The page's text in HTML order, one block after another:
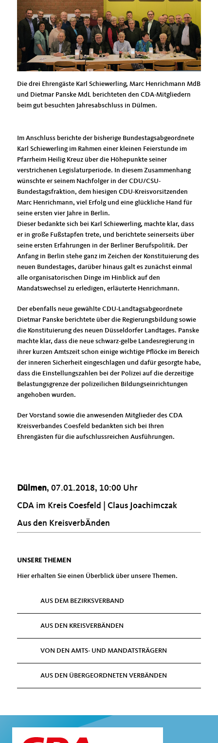
Die drei Ehrengäste Karl Schiewerling, Marc Henrichmann MdB
und Dietmar Panske MdL berichteten den CDA-Mitgliedern
beim gut besuchten Jahresabschluss in Dülmen.
Im Anschluss berichte der bisherige Bundestagsabgeordnete
Karl Schiewerling im Rahmen einer kleinen Feierstunde im
Pfarrheim Heilig Kreuz über die Höhepunkte seiner
verstrichenen Legislaturperiode. In diesem Zusammenhang
wünschte er seinem Nachfolger in der CDU/CSU-
Bundestagsfraktion, dem hiesigen CDU-Kreisvorsitzenden
Marc Henrichmann, viel Erfolg und eine glückliche Hand für
seine ersten vier Jahre in Berlin.
Dieser bedankte sich bei Karl Schiewerling, machte klar, dass
er in große Fußstapfen trete, und berichtete seinerseits über
seine ersten Erfahrungen in der Berliner Berufspolitik. Der
Anfang in Berlin stehe ganz im Zeichen der Konstituierung des
neuen Bundestages, darüber hinaus galt es zunächst einmal
alle organisatorischen Dinge im Hinblick auf den
Mandatswechsel zu erledigen, erläuterte Henrichmann.
Der ebenfalls neue gewählte CDU-Landtagsabgeordnete
Dietmar Panske berichtete über die Regierungsbildung sowie
die Konstituierung des neuen Düsseldorfer Landtages. Panske
machte klar, dass die neue schwarz-gelbe Landesregierung in
ihrer kurzen Amtszeit schon einige wichtige Pflöcke im Bereich
der inneren Sicherheit eingeschlagen und dafür gesorgte habe,
dass die Einstellungszahlen bei der Polizei auf die derzeitige
Belastungsgrenze der polizeilichen Bildungseinrichtungen
angehoben wurden.
Der Vorstand sowie die anwesenden Mitglieder des CDA
Kreisverbandes Coesfeld bedankten sich bei Ihren
Ehrengästen für die aufschlussreichen Ausführungen.
Dülmen, 07.01.2018, 10:00 Uhr
CDA im Kreis Coesfeld | Claus Joachimczak
Aus den KreisverbÄnden
UNSERE THEMEN
Hier erhalten Sie einen Überblick über unsere Themen.
AUS DEM BEZIRKSVERBAND
AUS DEN KREISVERBÄNDEN
VON DEN AMTS- UND MANDATSTRÄGERN
AUS DEN ÜBERGEORDNETEN VERBÄNDEN